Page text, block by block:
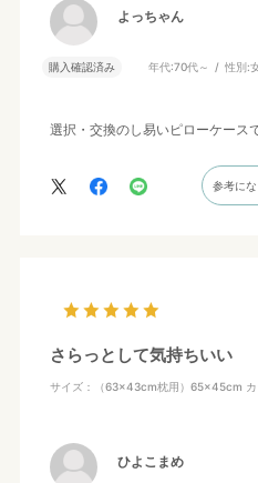
よっちゃん
購入確認済み 年代:70代～ 性別:
選択・交換のし易いピローケース
参考に
さらっとして気持ちいい
サイズ：（63×43cm枕用）65×45cm
ひよこまめ